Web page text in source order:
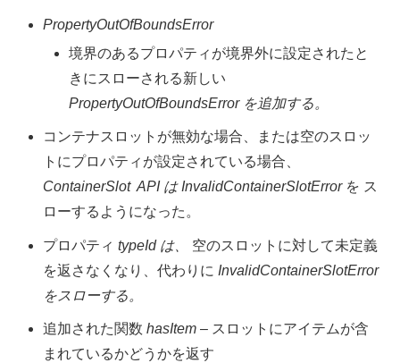
PropertyOutOfBoundsError
境界のあるプロパティが境界外に設定されたと
きにスローされる新しい
PropertyOutOfBoundsError を追加する。
コンテナスロットが無効な場合、または空のスロッ
トにプロパティが設定されている場合、
ContainerSlot API は InvalidContainerSlotError を ス
ローするようになった。
プロパティtypeId は、
空のスロットに対して未定義
を返さなくなり、代わりに InvalidContainerSlotError
をスローする。
追加された関数hasItem – スロットにアイテムが含
まれているかどうかを返す